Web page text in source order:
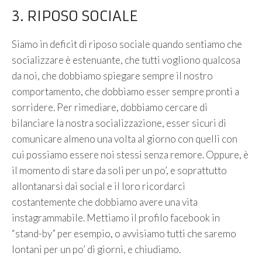
3. RIPOSO SOCIALE
Siamo in deficit di riposo sociale quando sentiamo che
socializzare è estenuante, che tutti vogliono qualcosa
da noi, che dobbiamo spiegare sempre il nostro
comportamento, che dobbiamo esser sempre pronti a
sorridere. Per rimediare, dobbiamo cercare di
bilanciare la nostra socializzazione, esser sicuri di
comunicare almeno una volta al giorno con quelli con
cui possiamo essere noi stessi senza remore. Oppure, è
il momento di stare da soli per un po’, e soprattutto
allontanarsi dai social e il loro ricordarci
costantemente che dobbiamo avere una vita
instagrammabile. Mettiamo il profilo facebook in
“stand-by” per esempio, o avvisiamo tutti che saremo
lontani per un po’ di giorni, e chiudiamo.